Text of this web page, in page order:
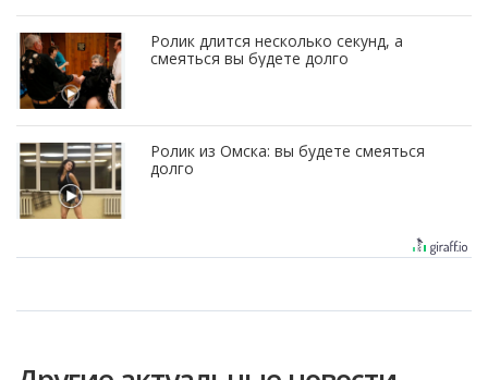
Ролик длится несколько секунд, а
смеяться вы будете долго
Ролик из Омска: вы будете смеяться
долго